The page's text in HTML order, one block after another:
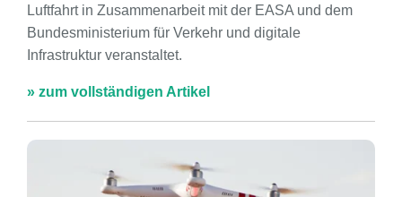
Luftfahrt in Zusammenarbeit mit der EASA und dem
Bundesministerium für Verkehr und digitale
Infrastruktur veranstaltet.
» zum vollständigen Artikel